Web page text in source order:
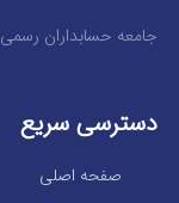
جامعه حسابداران رسمی
دسترسی سریع
صفحه اصلی